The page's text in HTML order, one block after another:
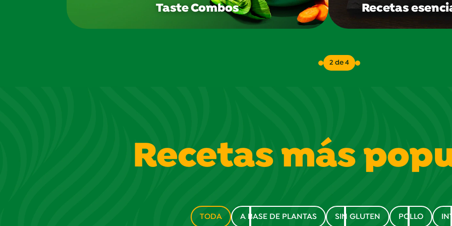
Taste Combos Recetas
2 de 4
Recetas más
TODA A BASE DE PLANTAS SIN GLUTEN POLLO